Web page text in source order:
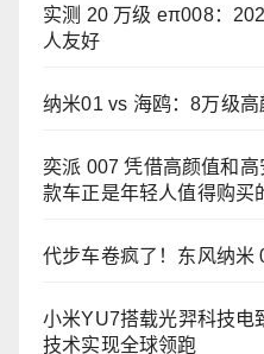
实测 20 万级 eπ008：
人友好
纳米01 vs 海鸥：8万级
奕派 007 凭借高颜值和
款车正是年轻人值得购买
代步车卷疯了！东风纳米
小米YU7搭载光羿科技电
技术实现全球领跑